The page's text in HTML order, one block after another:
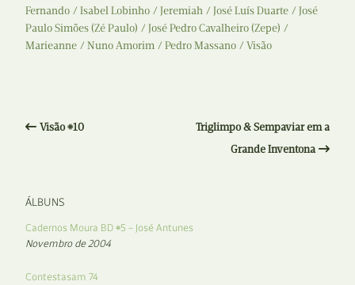
Fernando
Isabel Lobinho Jeremiah José Luís Duarte
José
Paulo Simões (Zé Paulo)
José Pedro Cavalheiro (Zepe)
Marieanne
Nuno Amorim Pedro Massano Visão
Visão #10
Triglimpo & Sempaviar em a
Grande Inventona
ÁLBUNS
Cadernos Moura BD #5 – José Antunes
Novembro de 2004
Contestasam 74